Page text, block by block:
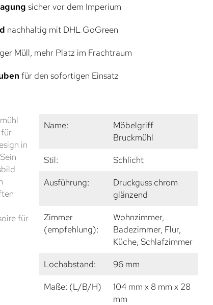
sicher vor dem Imperium
nachhaltig mit DHL GoGreen
Müll, mehr Platz im Frachtraum
für den sofortigen Einsatz
in
für
Name:
Möbelgriff
Bruckmühl
Stil:
Schlicht
Ausführung:
Druckguss chrom
glänzend
Zimmer
(empfehlung):
Wohnzimmer,
Badezimmer, Flur,
Küche, Schlafzimmer
Lochabstand:
96 mm
Maße: (L/B/H)
104 mm x 8 mm x 28
mm